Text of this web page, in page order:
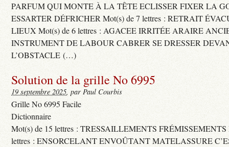
PARFUM QUI MONTE À LA TÊTE ECLISSER FIXER LA
ESSARTER DÉFRICHER Mot(s) de 7 lettres : RETRAIT
LIEUX Mot(s) de 6 lettres : AGACEE IRRITÉE ARAIRE
INSTRUMENT DE LABOUR CABRER SE DRESSER
L’OBSTACLE (…)
Solution de la grille No 6995
19 septembre 2025, par Paul Courbis
Grille No 6995 Facile
Dictionnaire
Mot(s) de 15 lettres : TRESSAILLEMENTS FRÉMISSEMENTS
lettres : ENSORCELANT ENVOÛTANT MATELASSURE